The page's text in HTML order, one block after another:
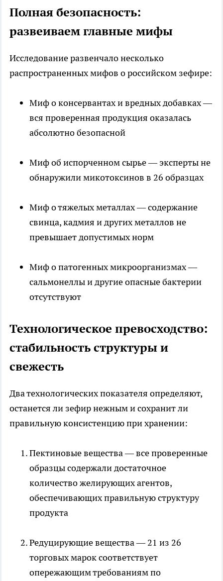
Полная безопасность:
развеиваем главные мифы
Исследование развенчало несколько
распространенных мифов о российском зефире:
Миф о консервантах и вредных добавках —
вся проверенная продукция оказалась
абсолютно безопасной
Миф об испорченном сырье — эксперты не
обнаружили микотоксинов в 26 образцах
Миф о тяжелых металлах — содержание
свинца, кадмия и других металлов не
превышает допустимых норм
Миф о патогенных микроорганизмах —
сальмонеллы и другие опасные бактерии
отсутствуют
Технологическое превосходство:
стабильность структуры и
свежесть
Два технологических показателя определяют,
останется ли зефир нежным и сохранит ли
правильную консистенцию при хранении:
Пектиновые вещества — все проверенные
образцы содержали достаточное
количество желирующих агентов,
обеспечивающих правильную структуру
продукта
Редуцирующие вещества — 21 из 26
торговых марок соответствует
опережающим требованиям по